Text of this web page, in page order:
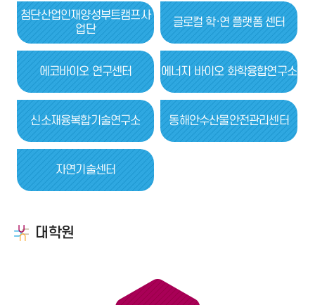
첨단산업인재양성부트캠프사
업단
글로컬 학·연 플랫폼 센터
에코바이오 연구센터 에너지 바이오 화학융합연구소
신소재융복합기술연구소 동해안수산물안전관리센터
자연기술센터
대학원